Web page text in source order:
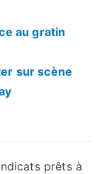
au gratin
sur scène
prêts à